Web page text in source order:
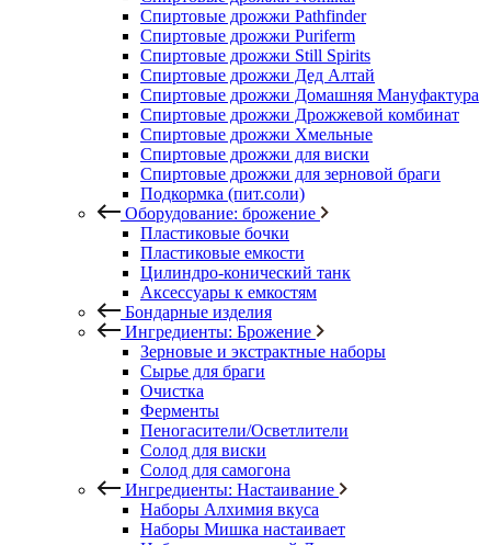
Спиртовые дрожжи Pathfinder
Спиртовые дрожжи Puriferm
Спиртовые дрожжи Still Spirits
Спиртовые дрожжи Дед Алтай
Спиртовые дрожжи Домашняя Мануфактура
Спиртовые дрожжи Дрожжевой комбинат
Спиртовые дрожжи Хмельные
Спиртовые дрожжи для виски
Спиртовые дрожжи для зерновой браги
Подкормка (пит.соли)
Оборудование: брожение
Пластиковые бочки
Пластиковые емкости
Цилиндро-конический танк
Аксессуары к емкостям
Бондарные изделия
Ингредиенты: Брожение
Зерновые и экстрактные наборы
Сырье для браги
Очистка
Ферменты
Пеногасители/Осветлители
Солод для виски
Солод для самогона
Ингредиенты: Настаивание
Наборы Алхимия вкуса
Наборы Мишка настаивает